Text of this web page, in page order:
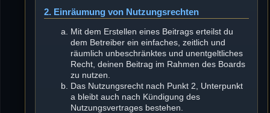
2. Einräumung von Nutzungsrechten
Mit dem Erstellen eines Beitrags erteilst du
dem Betreiber ein einfaches, zeitlich und
räumlich unbeschränktes und unentgeltliches
Recht, deinen Beitrag im Rahmen des Boards
zu nutzen.
Das Nutzungsrecht nach Punkt 2, Unterpunkt
a bleibt auch nach Kündigung des
Nutzungsvertrages bestehen.